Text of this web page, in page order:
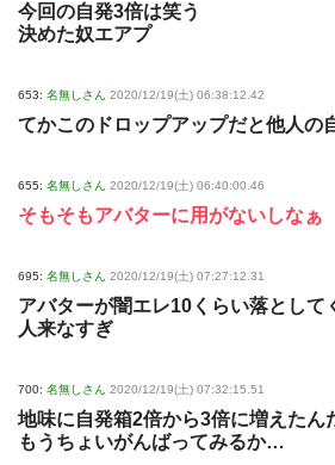
今回の自発3倍は笑う
決めた奴エアプ
653: 名無しさん 2020/12/19(土) 06:38:12.42
てかこのドロップアップだと他人の
655: 名無しさん 2020/12/19(土) 06:40:00.46
そもそもアバターに用がないしなぁ
695: 名無しさん 2020/12/19(土) 07:27:12.31
アバターが闇エレ10くらい落として
人来なすぎ
700: 名無しさん 2020/12/19(土) 07:32:15.51
地味に自発箱2倍から3倍に増えたん
もうちょいがんばってみるか…